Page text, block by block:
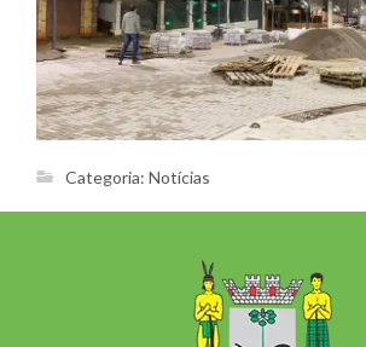
Categoria: Notícias